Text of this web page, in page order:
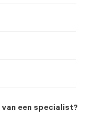
een specialist?